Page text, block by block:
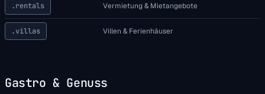
.rentals Vermietung & Mietangebote
.villas Villen & Ferienhäuser
Gastro & Genuss